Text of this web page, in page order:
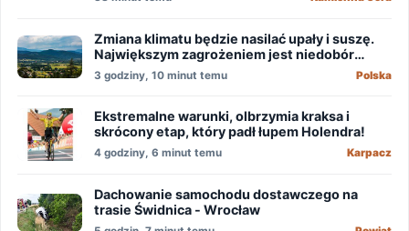
Zmiana klimatu będzie nasilać upały i suszę.
Największym zagrożeniem jest niedobór
wody
3 godziny, 10 minut temu Polska
Ekstremalne warunki, olbrzymia kraksa i
skrócony etap, który padł łupem Holendra!
4 godziny, 6 minut temu Karpacz
Dachowanie samochodu dostawczego na
trasie Świdnica - Wrocław